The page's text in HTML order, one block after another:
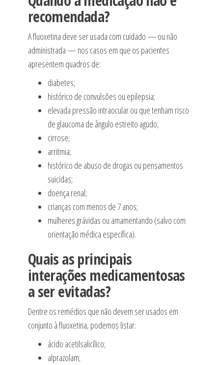
recomendada?
A fluoxetina deve ser usada com cuidado — ou não
administrada — nos casos em que os pacientes
apresentem quadros de:
diabetes;
histórico de convulsões ou epilepsia;
elevada pressão intraocular ou que tenham risco
de glaucoma de ângulo estreito agudo;
cirrose;
arritmia;
histórico de abuso de drogas ou pensamentos
suicidas;
doença renal;
crianças com menos de 7 anos;
mulheres grávidas ou amamentando (salvo com
orientação médica específica).
Quais as principais
interações medicamentosas
a ser evitadas?
Dentre os remédios que não devem ser usados em
conjunto à fluoxetina, podemos listar:
ácido acetilsalicílico;
alprazolam;